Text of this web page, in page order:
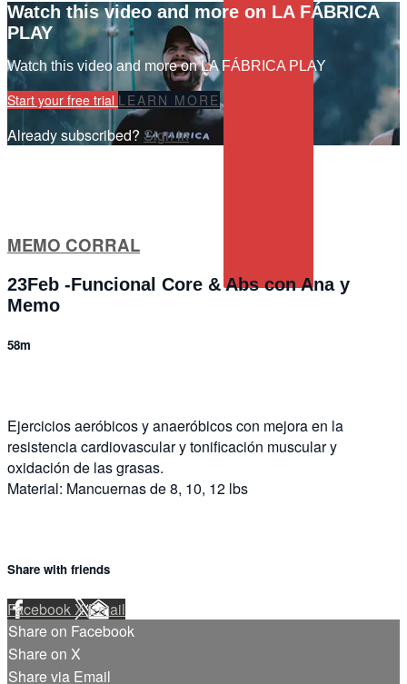
Watch this video and more on LA FÁBRICA
PLAY
Watch this video and more on LA FÁBRICA PLAY
Start your free trial LEARN MORE
Already subscribed? Sign in
MEMO CORRAL
23Feb -Funcional Core & Abs con Ana y
Memo
58m
Ejercicios aeróbicos y anaeróbicos con mejora en la
resistencia cardiovascular y tonificación muscular y
oxidación de las grasas.
Material: Mancuernas de 8, 10, 12 lbs
Share with friends
FacebookXEmail
Share on Facebook
Share on X
Share via Email